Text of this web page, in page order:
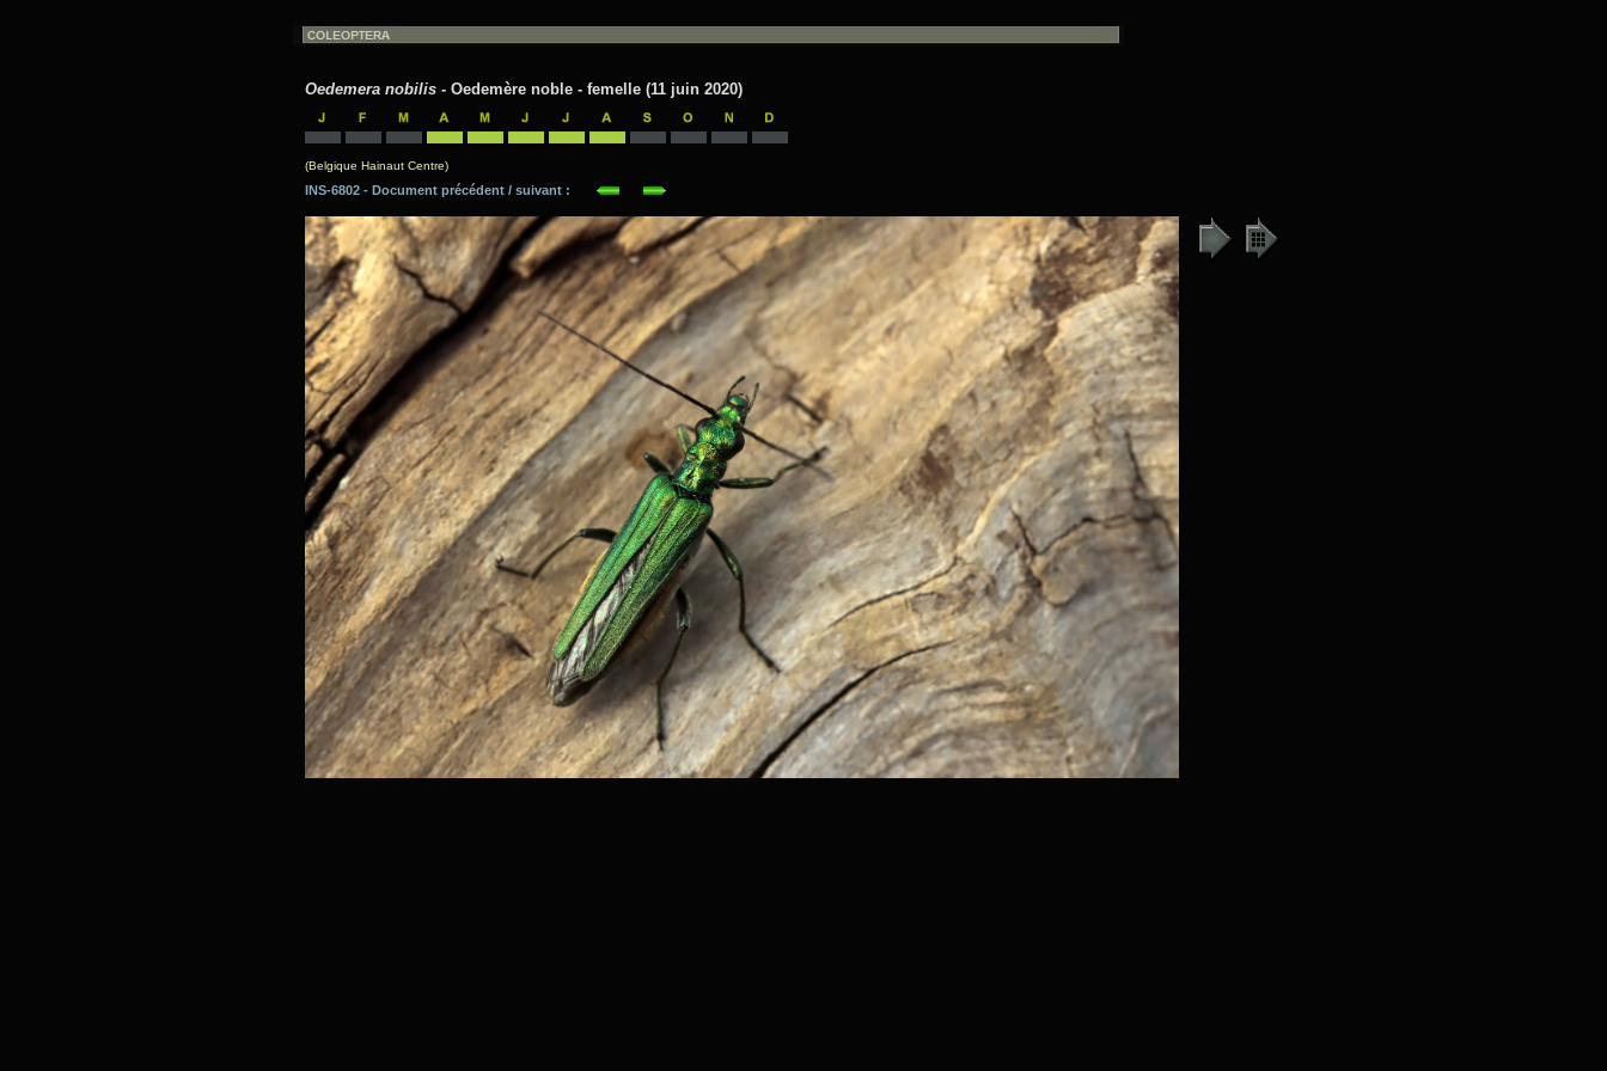
Oedemera nobilis - Oedemère noble - femelle (11 juin 2020)
(Belgique Hainaut Centre)
INS-6802 - Document précédent / suivant :